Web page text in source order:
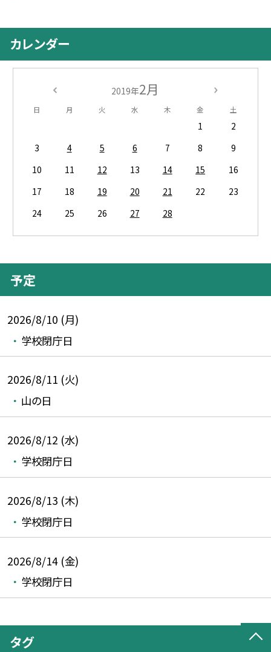
カレンダー
2019年2月
日 月 火 水 木 金 土
1
2
3
4 5 6 7 8
9
10
11 12 13 14 15
16
17
18 19 20 21 22
23
24
25 26 27 28
予定
2026/8/10 (月)
学校閉庁日
2026/8/11 (火)
山の日
2026/8/12 (水)
学校閉庁日
2026/8/13 (木)
学校閉庁日
2026/8/14 (金)
学校閉庁日
タグ